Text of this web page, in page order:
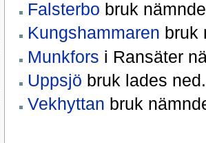
Falsterbo bruk
Kungshammaren bruk
Munkfors i Ransäter
Uppsjö bruk lades ned.
Vekhyttan bruk